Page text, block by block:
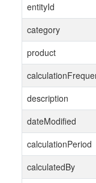
entityId
category
product
description
dateModified
calculationPeriod
calculatedBy